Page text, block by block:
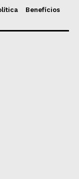
Benefícios